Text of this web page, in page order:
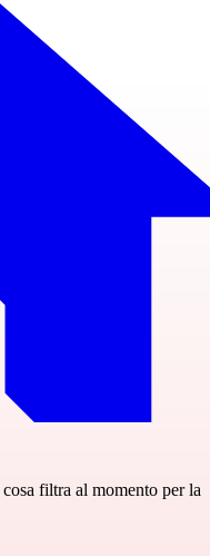
filtra al momento per la